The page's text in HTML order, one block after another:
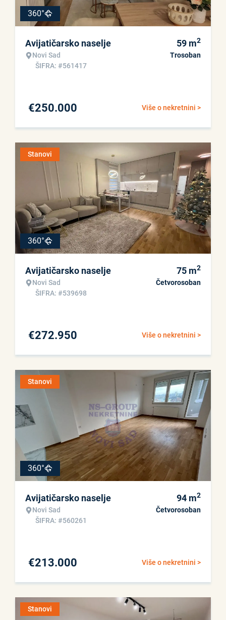
360°
Avijatičarsko naselje
Novi Sad
ŠIFRA: #561417
59 m2
Trosoban
Više o nekretnini >
€250.000
Stanovi
360°
Avijatičarsko naselje
Novi Sad
ŠIFRA: #539698
75 m2
Četvorosoban
Više o nekretnini >
€272.950
Stanovi
360°
Avijatičarsko naselje
Novi Sad
ŠIFRA: #560261
94 m2
Četvorosoban
Više o nekretnini >
€213.000
Stanovi